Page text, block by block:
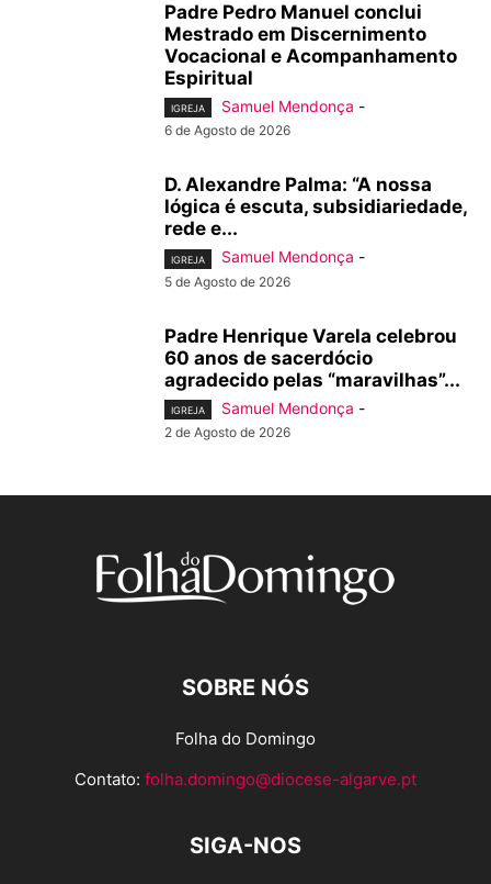
Padre Pedro Manuel conclui
Mestrado em Discernimento
Vocacional e Acompanhamento
Espiritual
IGREJA Samuel Mendonça -
6 de Agosto de 2026
D. Alexandre Palma: “A nossa
lógica é escuta, subsidiariedade,
rede e...
IGREJA Samuel Mendonça -
5 de Agosto de 2026
Padre Henrique Varela celebrou
60 anos de sacerdócio
agradecido pelas “maravilhas”...
IGREJA Samuel Mendonça -
2 de Agosto de 2026
SOBRE NÓS
Folha do Domingo
Contato: folha.domingo@diocese-algarve.pt
SIGA-NOS